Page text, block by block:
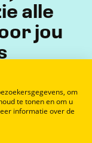
alle
jou
om
te tonen en om u
informatie over de